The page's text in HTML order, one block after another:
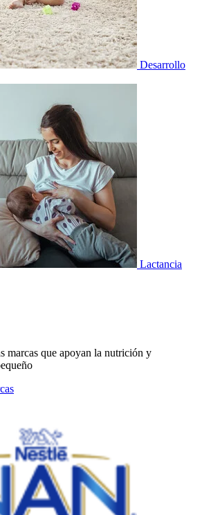
Desarrollo
Lactancia
marcas que apoyan la nutrición y